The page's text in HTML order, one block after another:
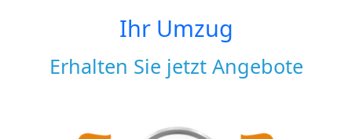
Ihr Umzug
Erhalten Sie jetzt Angebote